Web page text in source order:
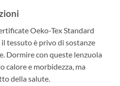
Oeko-Tex Standard
tessuto è privo di sostanze
Dormire con queste lenzuola
calore e morbidezza, ma
della salute.